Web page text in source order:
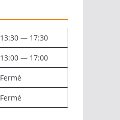
13:30 — 17:30
13:00 — 17:00
Fermé
Fermé